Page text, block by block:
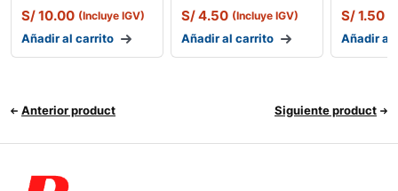
S/10.00 (Incluye IGV)
Añadir al carrito
S/4.50 (Incluye IGV)
Añadir al carrito
S/1.50
Añadir al
Anterior product Siguiente product